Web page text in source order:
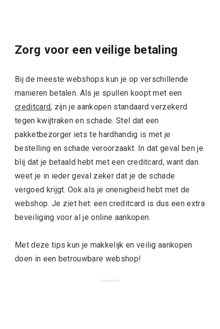
Zorg voor een veilige betaling
Bij de meeste webshops kun je op verschillende
manieren betalen. Als je spullen koopt met een
creditcard, zijn je aankopen standaard verzekerd
tegen kwijtraken en schade. Stel dat een
pakketbezorger iets te hardhandig is met je
bestelling en schade veroorzaakt. In dat geval ben je
blij dat je betaald hebt met een creditcard, want dan
weet je in ieder geval zeker dat je de schade
vergoed krijgt. Ook als je onenigheid hebt met de
webshop. Je ziet het: een creditcard is dus een extra
beveiliging voor al je online aankopen.
Met deze tips kun je makkelijk en veilig aankopen
doen in een betrouwbare webshop!